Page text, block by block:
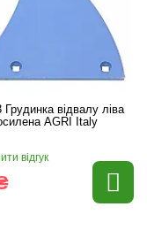
Грудинка відвалу ліва
AGRI Italy
відгук